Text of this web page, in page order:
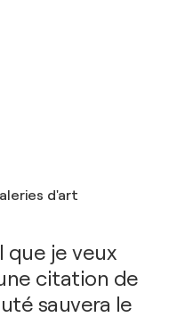
d'art
que je veux
citation de
sauvera le